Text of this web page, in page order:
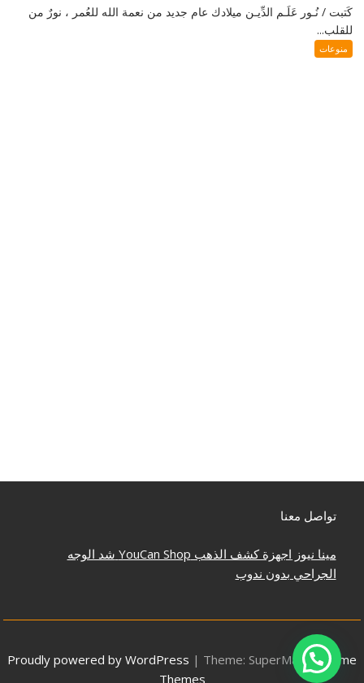
كَتبت / نُـور عَلَـم الدِّيـن ميلادك عام جديد من نعمة الله للعُمر ، نورٌ من
للقلب...
منوعات
تواصل معنا
مينا نيوز اجهزة كشف الذهب YouCan Shop شد الوجه
الجراحي بدون ندوب
Proudly powered by WordPress | Theme: SuperMag by Acme
Themes